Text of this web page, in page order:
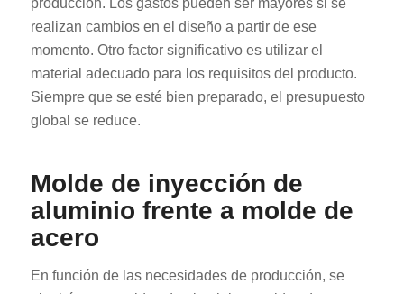
producción. Los gastos pueden ser mayores si se
realizan cambios en el diseño a partir de ese
momento. Otro factor significativo es utilizar el
material adecuado para los requisitos del producto.
Siempre que se esté bien preparado, el presupuesto
global se reduce.
Molde de inyección de
aluminio frente a molde de
acero
En función de las necesidades de producción, se